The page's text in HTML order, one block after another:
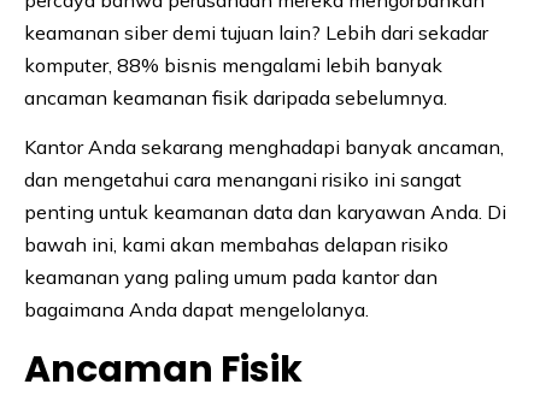
keamanan siber demi tujuan lain? Lebih dari sekadar
komputer, 88% bisnis mengalami lebih banyak
ancaman keamanan fisik daripada sebelumnya.
Kantor Anda sekarang menghadapi banyak ancaman,
dan mengetahui cara menangani risiko ini sangat
penting untuk keamanan data dan karyawan Anda. Di
bawah ini, kami akan membahas delapan risiko
keamanan yang paling umum pada kantor dan
bagaimana Anda dapat mengelolanya.
Ancaman Fisik